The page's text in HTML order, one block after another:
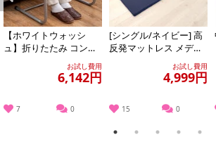
Previous
【ホワイトウォッシ
ュ】折りたたみ コンビ
ニエンステーブルお試し費用
6,142円
7 0
[シングル/ネイビー] 高
反発マットレス メディ
カルスリーパートッパ
お試し費用
4,999円
15 0
1 2 3 4 5